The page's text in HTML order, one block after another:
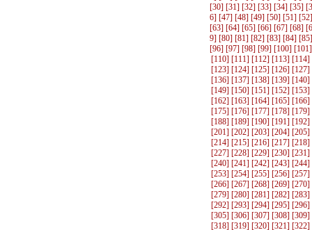
[30] [31] [32] [33] [34] [35] [
6] [47] [48] [49] [50] [51] [52
[63] [64] [65] [66] [67] [68] [
9] [80] [81] [82] [83] [84] [85
[96] [97] [98] [99] [100] [101
[110] [111] [112] [113] [114]
[123] [124] [125] [126] [127]
[136] [137] [138] [139] [140]
[149] [150] [151] [152] [153]
[162] [163] [164] [165] [166]
[175] [176] [177] [178] [179]
[188] [189] [190] [191] [192]
[201] [202] [203] [204] [205]
[214] [215] [216] [217] [218]
[227] [228] [229] [230] [231]
[240] [241] [242] [243] [244]
[253] [254] [255] [256] [257]
[266] [267] [268] [269] [270]
[279] [280] [281] [282] [283]
[292] [293] [294] [295] [296]
[305] [306] [307] [308] [309]
[318] [319] [320] [321] [322]